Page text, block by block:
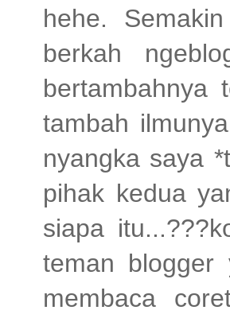
hehe.
berkah
bertambahnya
tambah
nyangka saya
pihak kedua
siapa
teman blogger
membaca